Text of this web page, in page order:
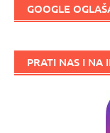
GOOGLE
PRATI NAS I NA